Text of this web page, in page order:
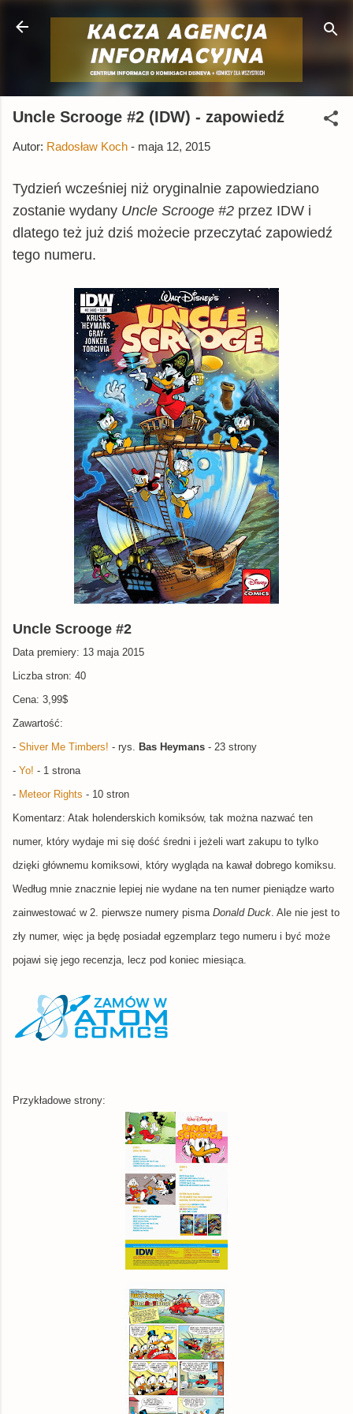
Przejdź do głównej zawartości
Uncle Scrooge #2 (IDW) - zapowiedź
Autor: Radosław Koch - maja 12, 2015
Tydzień wcześniej niż oryginalnie zapowiedziano
zostanie wydany Uncle Scrooge #2 przez IDW i
dlatego też już dziś możecie przeczytać zapowiedź
tego numeru.
Uncle Scrooge #2
Data premiery: 13 maja 2015
Liczba stron: 40
Cena: 3,99$
Zawartość:
- Shiver Me Timbers! - rys. Bas Heymans - 23 strony
- Yo! - 1 strona
- Meteor Rights - 10 stron
Komentarz: Atak holenderskich komiksów, tak można nazwać ten
numer, który wydaje mi się dość średni i jeżeli wart zakupu to tylko
dzięki głównemu komiksowi, który wygląda na kawał dobrego komiksu.
Według mnie znacznie lepiej nie wydane na ten numer pieniądze warto
zainwestować w 2. pierwsze numery pisma Donald Duck . Ale nie jest to
zły numer, więc ja będę posiadał egzemplarz tego numeru i być może
pojawi się jego recenzja, lecz pod koniec miesiąca.
Przykładowe strony: